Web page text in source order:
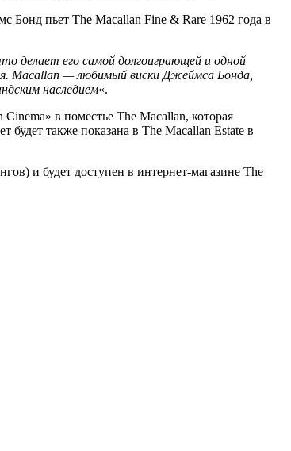
Бонд пьет The Macallan Fine & Rare 1962 года в
делает его самой долгоиграющей и одной
Macallan — любимый виски Джеймса Бонда,
наследием«.
в поместье The Macallan, которая
будет также показана в The Macallan Estate в
и будет доступен в интернет-магазине The